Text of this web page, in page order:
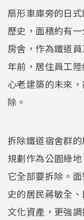
扇形車庫旁的日
歷史，面積約有
房舍，作為鐵道
年前，居住員工
心老建築的未來
除。
拆除鐵道宿舍群
規劃作為公園綠
它全部要拆除。
史的居民蔣敏全
文化資產，更強